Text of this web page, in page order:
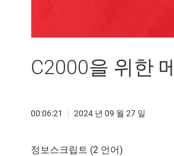
C2000을 위한
00:06:21 | 2024 년 09 월 27 일